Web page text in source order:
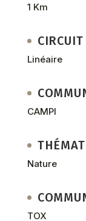
1 Km
CIRCUIT
Linéaire
CAMPI
Nature
TOX